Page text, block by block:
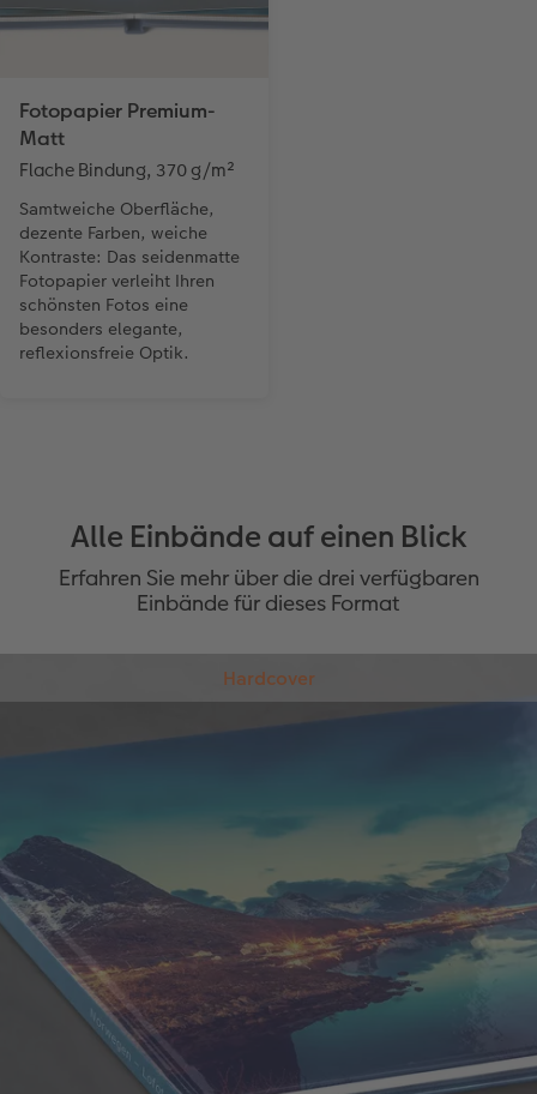
Fotopapier Premium-
Matt
Flache Bindung, 370 g/m²
Samtweiche Oberfläche,
dezente Farben, weiche
Kontraste: Das seidenmatte
Fotopapier verleiht Ihren
schönsten Fotos eine
besonders elegante,
reflexionsfreie Optik.
Alle Einbände auf einen Blick
Erfahren Sie mehr über die drei verfügbaren
Einbände für dieses Format
Unser Hardcover Einband kennzeichnet sich durch
auch zugleich optimal geschützt. Als absolutes
Highlight können Sie zwischen einer Gold-,
Roségold-, Silber- oder Effektlackveredelung
wählen. Verfügbar ist der Hardcover Einband mit
bis zu 178 Seiten. Neu: Ab sofort ist der Hardcover
Einband für ausgewählte Papierarten auch in matt
verfügbar.
Feste Bildband-Qualität
Großer, flexibel gestaltbarer Buchrücken
Gold-, Roségold-, Silber- oder erhabene